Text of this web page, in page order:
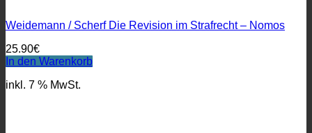
Weidemann / Scherf Die Revision im Strafrecht – Nomos
25.90€
In den Warenkorb
inkl. 7 % MwSt.